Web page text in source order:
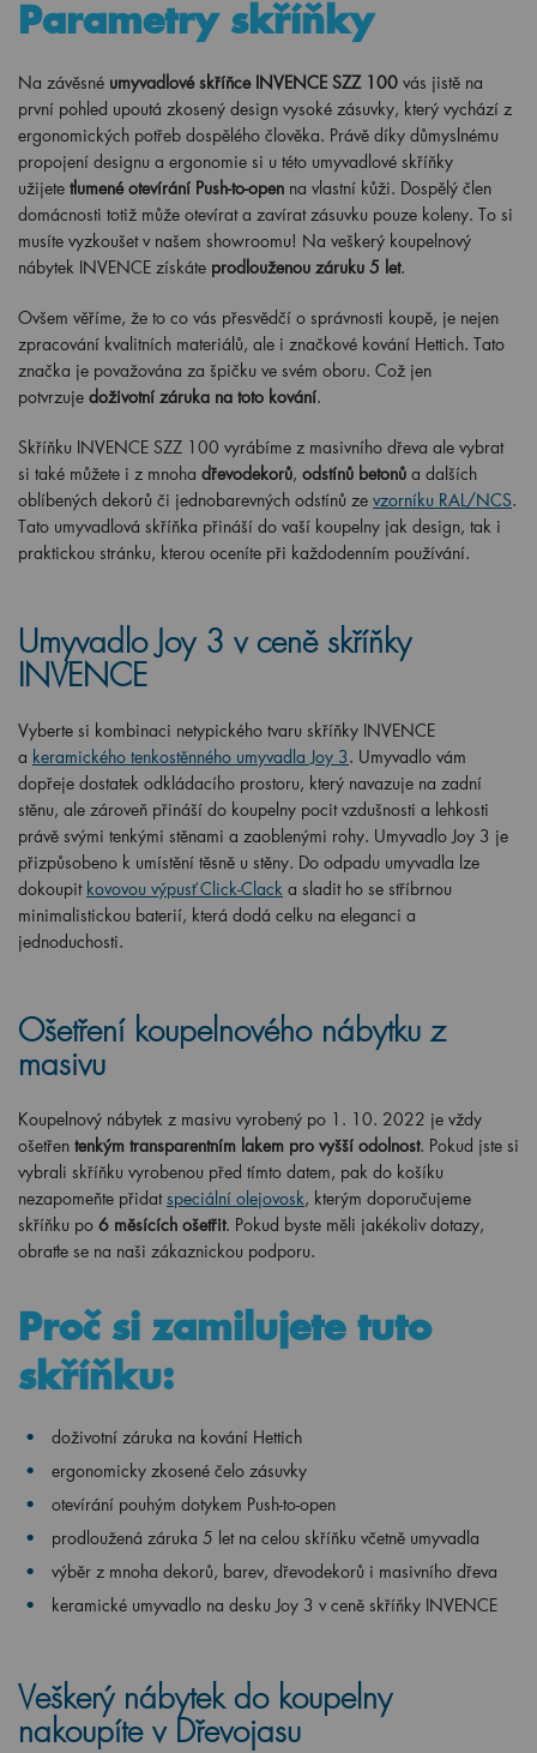
Parametry skříňky
Na závěsné umyvadlové skříňce INVENCE SZZ 100 vás jistě na
první pohled upoutá zkosený design vysoké zásuvky, který vychází z
ergonomických potřeb dospělého člověka. Právě díky důmyslnému
propojení designu a ergonomie si u této umyvadlové skříňky
užijete tlumené otevírání Push-to-open na vlastní kůži. Dospělý člen
domácnosti totiž může otevírat a zavírat zásuvku pouze koleny. To si
musíte vyzkoušet v našem showroomu! Na veškerý koupelnový
nábytek INVENCE získáte prodlouženou záruku 5 let.
Ovšem věříme, že to co vás přesvědčí o správnosti koupě, je nejen
zpracování kvalitních materiálů, ale i značkové kování Hettich. Tato
značka je považována za špičku ve svém oboru. Což jen
potvrzuje doživotní záruka na toto kování.
Skříňku INVENCE SZZ 100 vyrábíme z masivního dřeva ale vybrat
si také můžete i z mnoha dřevodekorů, odstínů betonů a dalších
oblíbených dekorů či jednobarevných odstínů ze vzorníku RAL/NCS.
Tato umyvadlová skříňka přináší do vaší koupelny jak design, tak i
praktickou stránku, kterou oceníte při každodenním používání.
Umyvadlo Joy 3 v ceně skříňky
INVENCE
Vyberte si kombinaci netypického tvaru skříňky INVENCE
a keramického tenkostěnného umyvadla Joy 3. Umyvadlo vám
dopřeje dostatek odkládacího prostoru, který navazuje na zadní
stěnu, ale zároveň přináší do koupelny pocit vzdušnosti a lehkosti
právě svými tenkými stěnami a zaoblenými rohy. Umyvadlo Joy 3 je
přizpůsobeno k umístění těsně u stěny. Do odpadu umyvadla lze
dokoupit kovovou výpusť Click-Clack a sladit ho se stříbrnou
minimalistickou baterií, která dodá celku na eleganci a
jednoduchosti.
Ošetření koupelnového nábytku z
masivu
Koupelnový nábytek z masivu vyrobený po 1. 10. 2022 je vždy
ošetřen tenkým transparentním lakem pro vyšší odolnost. Pokud jste si
vybrali skříňku vyrobenou před tímto datem, pak do košíku
nezapomeňte přidat speciální olejovosk, kterým doporučujeme
skříňku po 6 měsících ošetřit. Pokud byste měli jakékoliv dotazy,
obraťte se na naši zákaznickou podporu.
Proč si zamilujete tuto
skříňku:
doživotní záruka na kování Hettich
ergonomicky zkosené čelo zásuvky
otevírání pouhým dotykem Push-to-open
prodloužená záruka 5 let na celou skříňku včetně umyvadla
výběr z mnoha dekorů, barev, dřevodekorů i masivního dřeva
keramické umyvadlo na desku Joy 3 v ceně skříňky INVENCE
Veškerý nábytek do koupelny
nakoupíte v Dřevojasu